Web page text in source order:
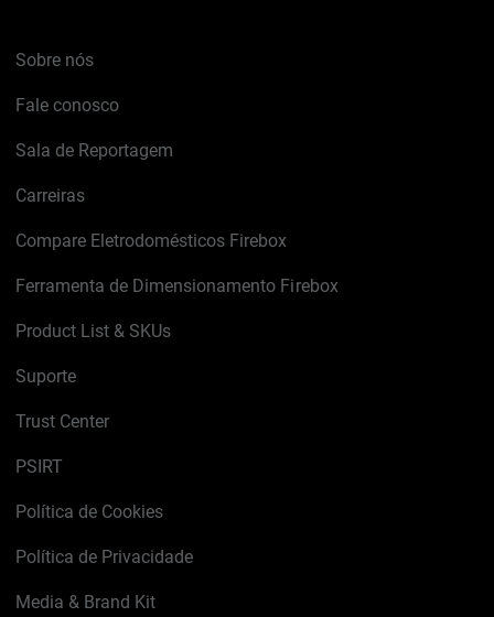
Sobre nós
Fale conosco
Sala de Reportagem
Carreiras
Compare Eletrodomésticos Firebox
Ferramenta de Dimensionamento Firebox
Product List & SKUs
Suporte
Trust Center
PSIRT
Política de Cookies
Política de Privacidade
Media & Brand Kit